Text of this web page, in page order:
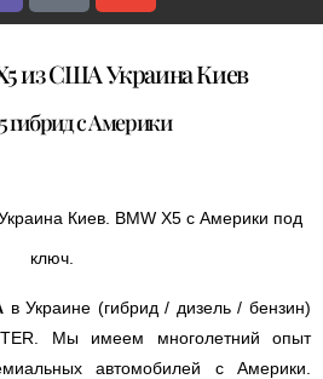
из США Украина Киев
гибрид с Америки
Киев. BMW X5 с Америки под
ключ.
в Украине (гибрид / дизель / бензин)
Мы имеем многолетний опыт
автомобилей с Америки.